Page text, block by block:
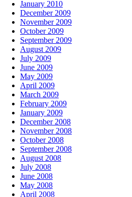
January 2010
December 2009
November 2009
October 2009
September 2009
August 2009
July 2009
June 2009
May 2009
April 2009
March 2009
February 2009
January 2009
December 2008
November 2008
October 2008
September 2008
August 2008
July 2008
June 2008
May 2008
April 2008